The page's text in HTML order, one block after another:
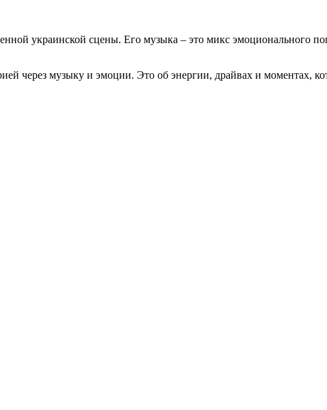
украинской сцены. Его музыка – это микс эмоционального
через музыку и эмоции. Это об энергии, драйвах и моментах,